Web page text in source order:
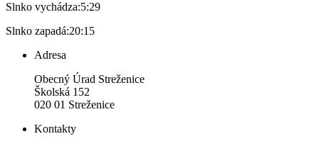
Slnko vychádza:5:29
Slnko zapadá:20:15
Adresa
Obecný Úrad Streženice
Školská 152
020 01 Streženice
Kontakty